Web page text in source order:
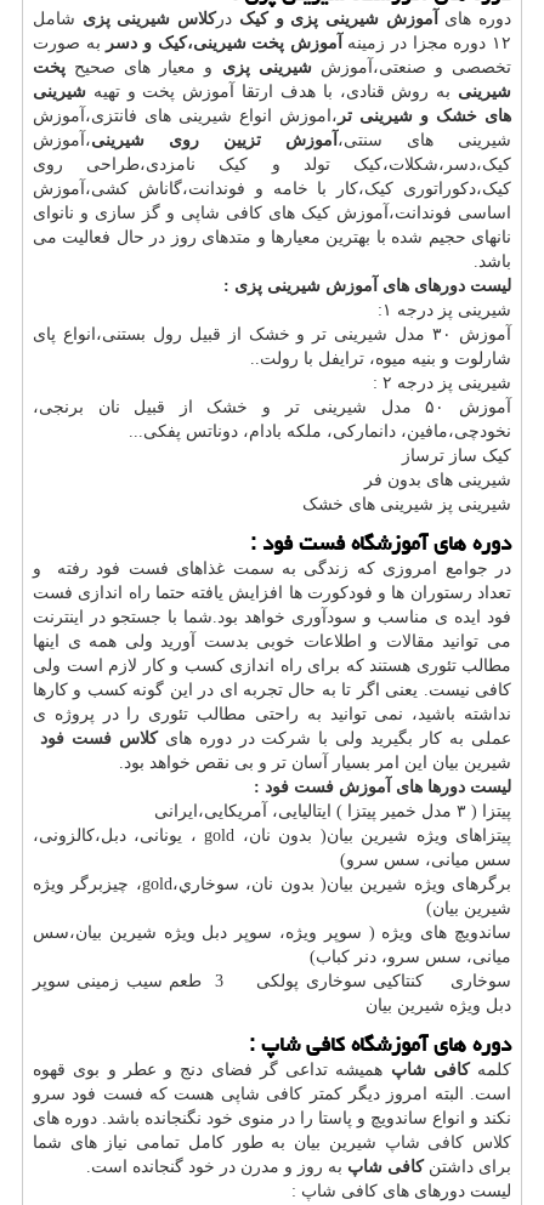
دوره های آموزش شیرینی پزی و کیک درکلاس شیرینی پزی شامل
١٢ دوره مجزا در زمینه
آموزش پخت شیرینی،کیک و دسر به صورت
تخصصی و صنعتی،آموزششیرینی پزی و معیار های صحیح پخت
شیرینی به روش قنادی، با هدف ارتقا آموزش پخت و تهیه شیرینی
های خشک و شیرینی تر ،اموزش انواع شیرینی های فانتزی،آموزش
شیرینی های سنتی، آموزش تزیین روی شیرینی،آموزش
کیک،دسر،شکلات،کیک تولد و کیک نامزدی،طراحی روی
کیک،دکوراتوری کیک،کار با خامه و فوندانت،گاناش کشی،آموزش
اساسی فوندانت،آموزش کیک های کافی شاپی و گز سازی و نانوای
نانهای حجیم شده با بهترین معیارها و متدهای روز در حال فعالیت می
باشد.
لیست دورهای های آموزش شیرینی پزی :
شیرینی پز درجه ١:
آموزش ٣۰ مدل شیرینی تر و خشک از قبیل رول بستنی،انواع پای
شارلوت و بنیه میوه، ترایفل با رولت..
شیرینی پز درجه ٢ :
آموزش ۵۰ مدل شیرینی تر و خشک از قبیل نان برنجی،
نخودچی،مافین، دانمارکی، ملکه بادام، دوناتس پفکی...
کیک ساز ترساز
شیرینی های بدون فر
شیرینی پز شیرینی های خشک
دوره های آموزشگاه فست فود :
در جوامع امروزی که زندگی به سمت غذاهای فست فود رفته و
تعداد رستوران ها و فودکورت ها افزایش یافته حتما راه اندازی فست
فود ایده ی مناسب و سودآوری خواهد بود.شما با جستجو در اینترنت
می توانید مقالات و اطلاعات خوبی بدست آورید ولی همه ی اینها
مطالب تئوری هستند که برای راه اندازی کسب و کار لازم است ولی
کافی نیست. یعنی اگر تا به حال تجربه ای در این گونه کسب و کارها
نداشته باشید، نمی توانید به راحتی مطالب تئوری را در پروژه ی
عملی به کار بگیرید ولی با شرکت در دوره هایکلاس فست فود
شیرین بیان این امر بسیار آسان تر و بی نقص خواهد بود.
لیست دورها های آموزش فست فود :
پيتزا ( ٣ مدل خمير پيتزا ) ايتاليايی، آمريكايی،ايرانی
پيتزاهای ويژه شيرين بيان( بدون نان، gold ، يونانی، دبل،كالزونی،
سس ميانی، سس سرو)
برگرهای ويژه شيرين بيان( بدون نان، سوخاري،gold، چيزبرگر ويژه
شيرين بيان)
ساندويچ های ويژه ( سوپر ويژه، سوپر دبل ويژه شيرين بيان،سس
ميانی، سس سرو، دنر كباب)
سوخاری كنتاكيی سوخاری پولكی 3 طعم سيب زمينی سوپر
دبل ويژه شيرين بيان
دوره های آموزشگاه کافی شاپ :
کلمهکافی شاپ همیشه تداعی گر فضای دنج و عطر و بوی قهوه
است. البته امروز دیگر کمتر کافی شاپی هست که فست فود سرو
نکند و انواع ساندویچ و پاستا را در منوی خود نگنجانده باشد. دوره های
کلاس کافی شاپ شیرین بیان به طور کامل تمامی نیاز های شما
برای داشتنکافی شاپ به روز و مدرن در خود گنجانده است.
لیست دورهای های کافی شاپ :